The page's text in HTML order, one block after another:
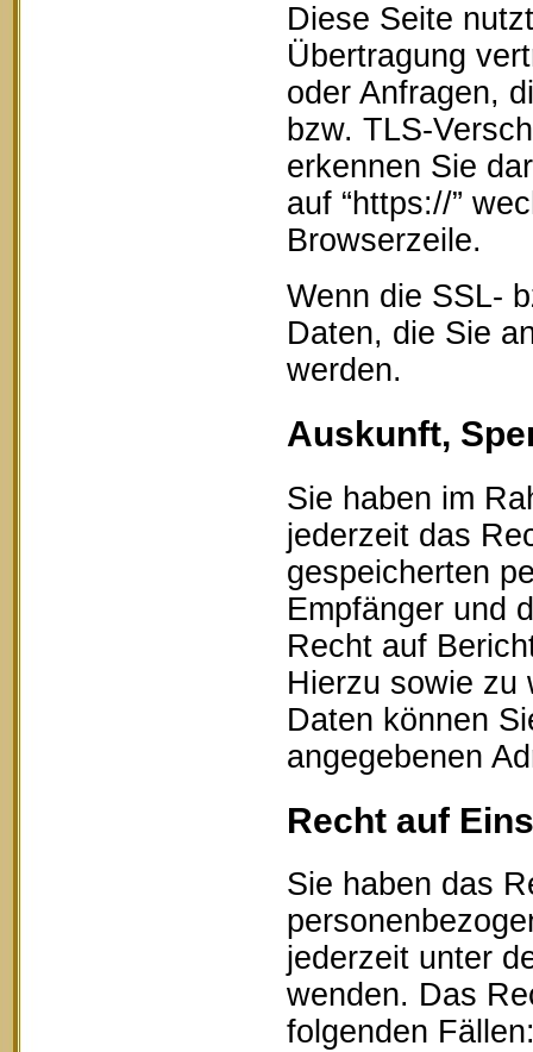
Diese Seite
Übertragung
oder Anfragen,
bzw. TLS-
erkennen Sie
auf “https://”
Browserzeile.
Wenn die SSL-
Daten, die Sie
werden.
Auskunft,
Sie haben im
jederzeit das
gespeicherten
Empfänger und
Recht auf
Hierzu sowie zu
Daten können
angegebenen
Recht auf
Sie haben das
jederzeit unter
wenden. Das
folgenden